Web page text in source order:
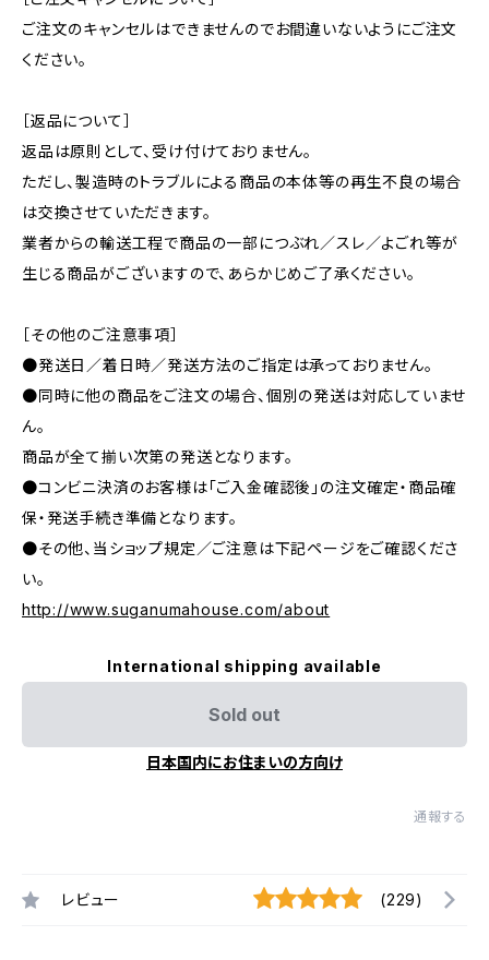
ご注文のキャンセルはできませんのでお間違いないようにご注文
ください。
［返品について］
返品は原則として、受け付けておりません。
ただし、製造時のトラブルによる商品の本体等の再生不良の場合
は交換させていただきます。
業者からの輸送工程で商品の一部につぶれ／スレ／よごれ等が
生じる商品がございますので、あらかじめご了承ください。
［その他のご注意事項］
●発送日／着日時／発送方法のご指定は承っておりません。
●同時に他の商品をご注文の場合、個別の発送は対応していませ
ん。
商品が全て揃い次第の発送となります。
●コンビニ決済のお客様は「ご入金確認後」の注文確定・商品確
保・発送手続き準備となります。
●その他、当ショップ規定／ご注意は下記ページをご確認くださ
い。
http://www.suganumahouse.com/about
International shipping available
Sold out
日本国内にお住まいの方向け
通報する
レビュー (229)